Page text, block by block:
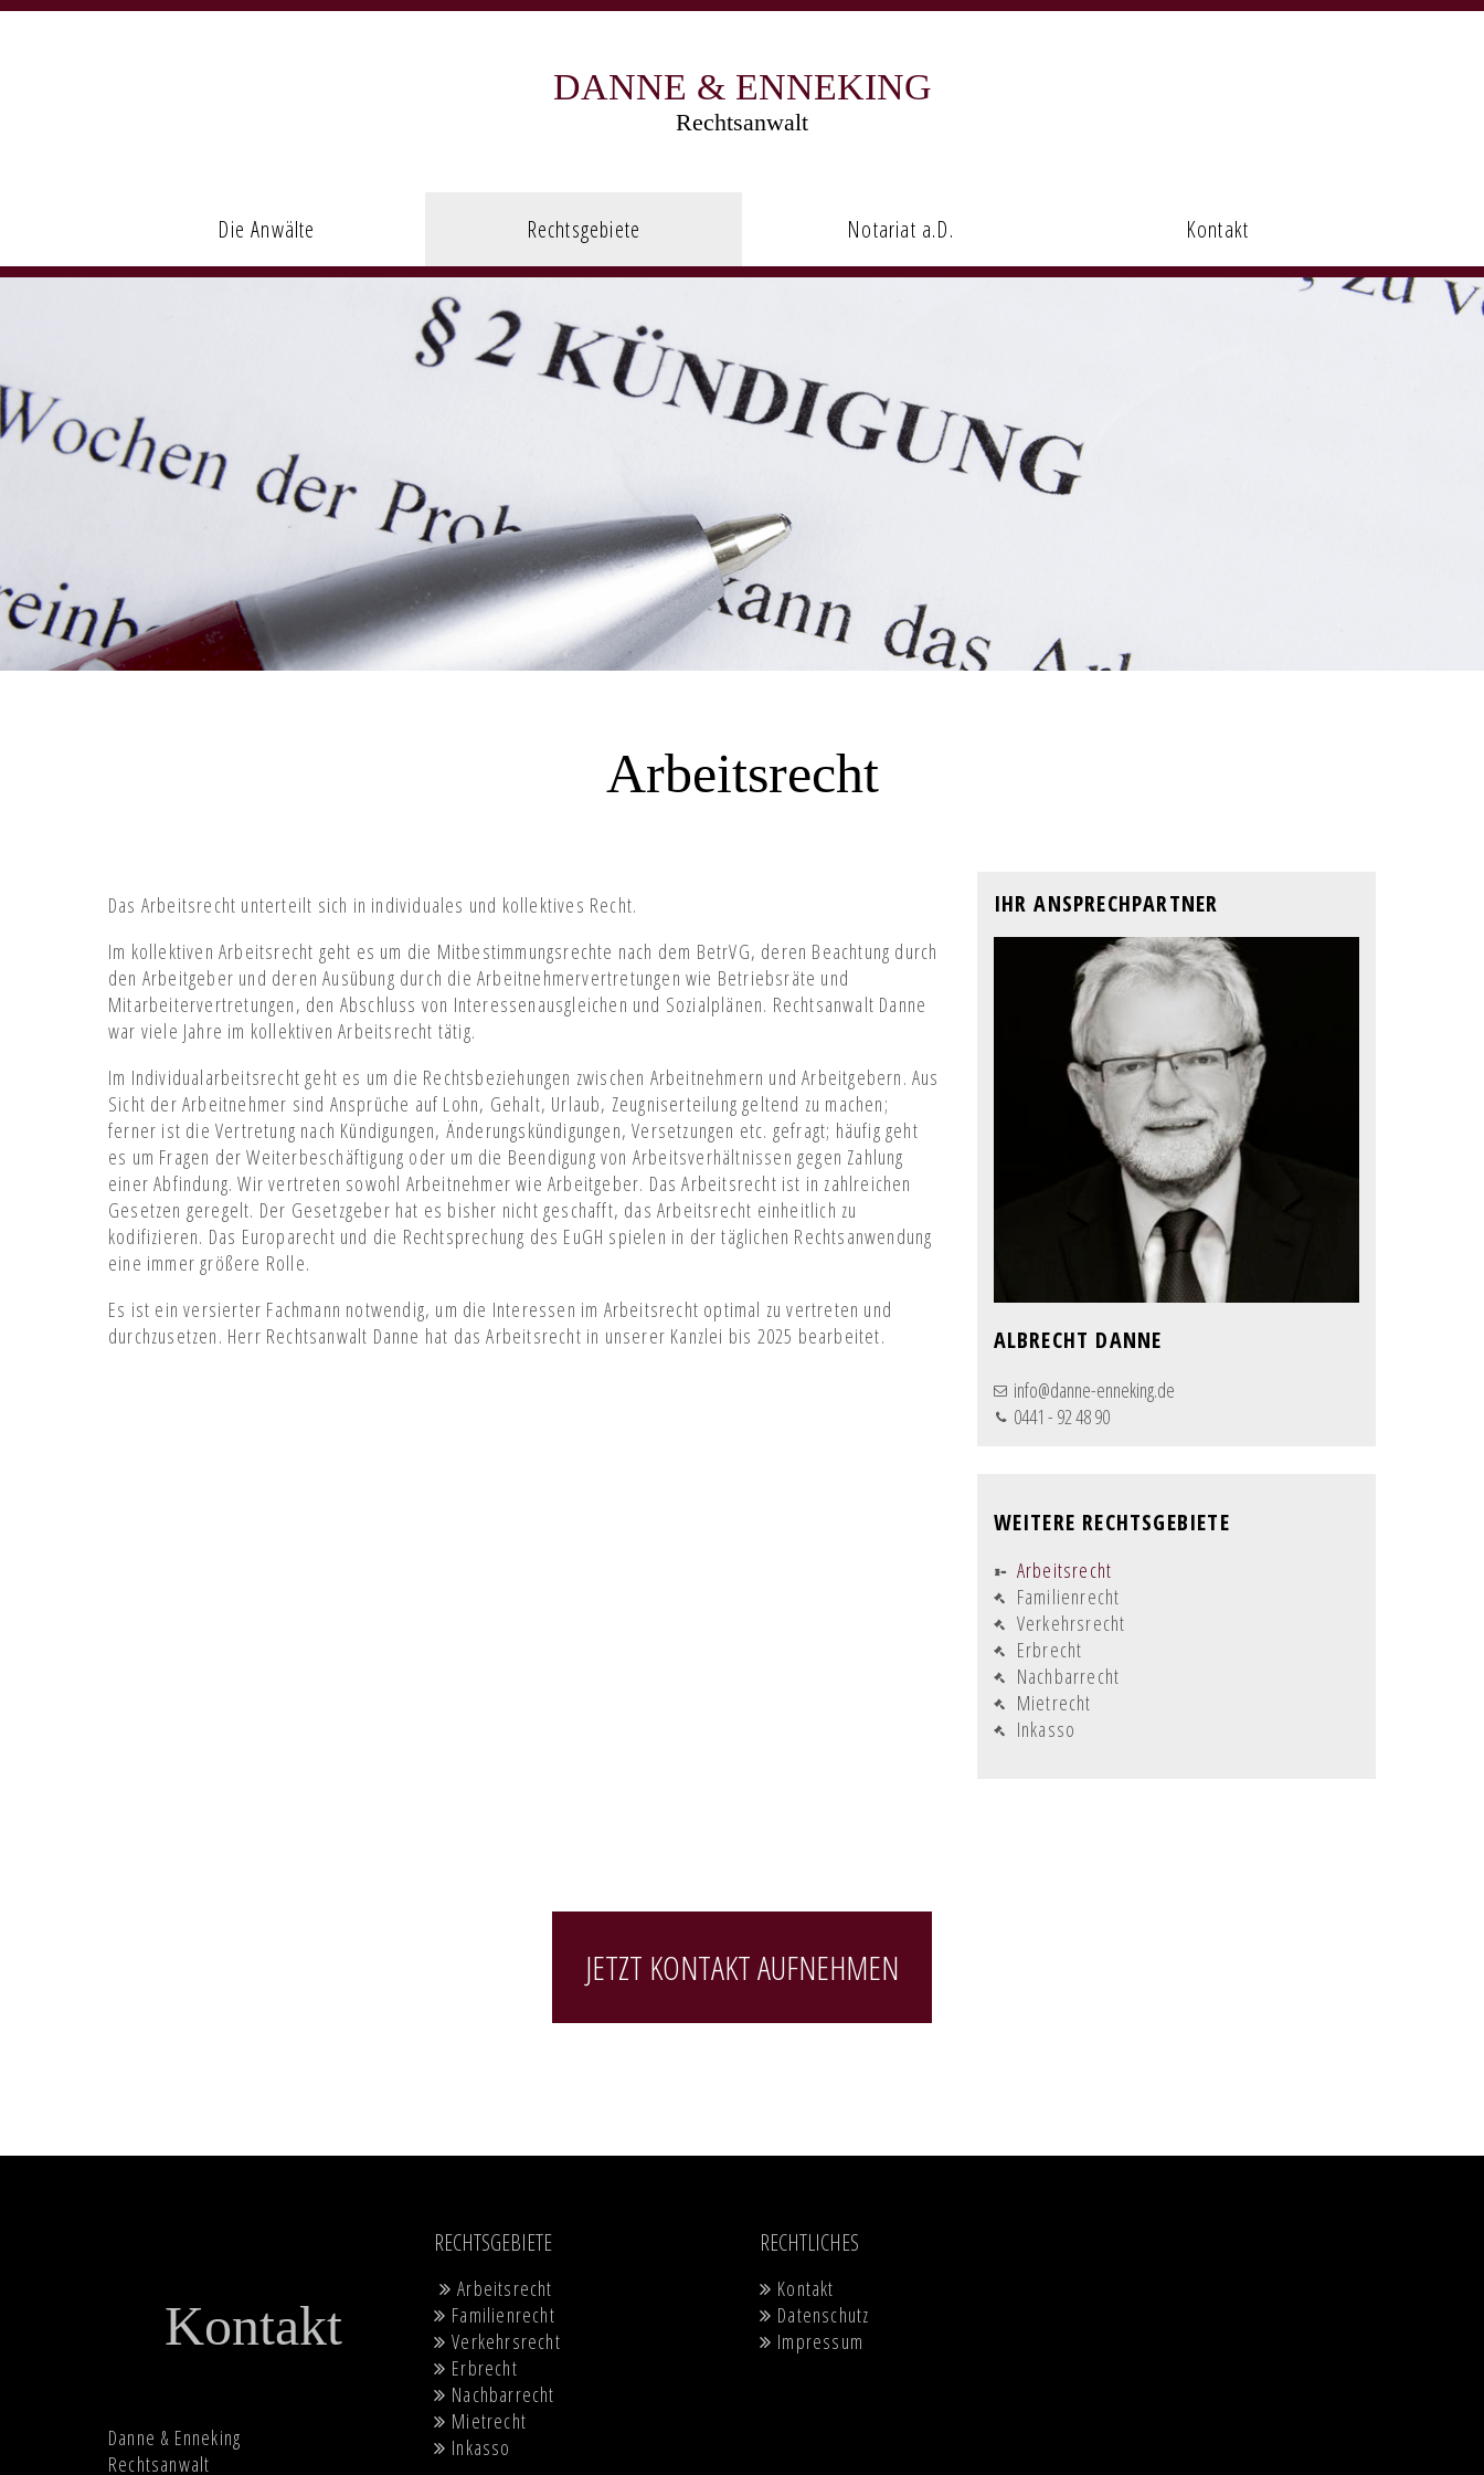
DANNE & ENNEKING
Rechtsanwalt
Die Anwälte Rechtsgebiete Notariat a.D. Kontakt
Arbeitsrecht
Das Arbeitsrecht unterteilt sich in individuales und kollektives Recht.
Im kollektiven Arbeitsrecht geht es um die Mitbestimmungsrechte nach dem BetrVG, deren Beachtung durch
den Arbeitgeber und deren Ausübung durch die Arbeitnehmervertretungen wie Betriebsräte und
Mitarbeitervertretungen, den Abschluss von Interessenausgleichen und Sozialplänen. Rechtsanwalt Danne
war viele Jahre im kollektiven Arbeitsrecht tätig.
Im Individualarbeitsrecht geht es um die Rechtsbeziehungen zwischen Arbeitnehmern und Arbeitgebern. Aus
Sicht der Arbeitnehmer sind Ansprüche auf Lohn, Gehalt, Urlaub, Zeugniserteilung geltend zu machen;
ferner ist die Vertretung nach Kündigungen, Änderungskündigungen, Versetzungen etc. gefragt; häufig geht
es um Fragen der Weiterbeschäftigung oder um die Beendigung von Arbeitsverhältnissen gegen Zahlung
einer Abfindung. Wir vertreten sowohl Arbeitnehmer wie Arbeitgeber. Das Arbeitsrecht ist in zahlreichen
Gesetzen geregelt. Der Gesetzgeber hat es bisher nicht geschafft, das Arbeitsrecht einheitlich zu
kodifizieren. Das Europarecht und die Rechtsprechung des EuGH spielen in der täglichen Rechtsanwendung
eine immer größere Rolle.
Es ist ein versierter Fachmann notwendig, um die Interessen im Arbeitsrecht optimal zu vertreten und
durchzusetzen. Herr Rechtsanwalt Danne hat das Arbeitsrecht in unserer Kanzlei bis 2025 bearbeitet.
IHR ANSPRECHPARTNER
ALBRECHT DANNE
info@danne-enneking.de
0441 - 92 48 90
WEITERE RECHTSGEBIETE
Navigation
überspringen
Arbeitsrecht
Familienrecht
Verkehrsrecht
Erbrecht
Nachbarrecht
Mietrecht
Inkasso
JETZT KONTAKT AUFNEHMEN
Kontakt
Danne & Enneking
Rechtsanwalt
RECHTSGEBIETENavigation
überspringen
Arbeitsrecht
Familienrecht
Verkehrsrecht
Erbrecht
Nachbarrecht
Mietrecht
Inkasso
RECHTLICHES
Kontakt
Datenschutz
Impressum